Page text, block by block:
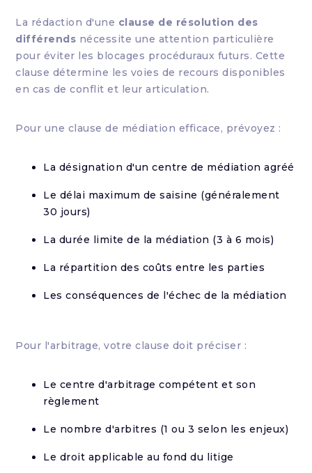
La rédaction d'une clause de résolution des
différends nécessite une attention particulière
pour éviter les blocages procéduraux futurs. Cette
clause détermine les voies de recours disponibles
en cas de conflit et leur articulation.
Pour une clause de médiation efficace, prévoyez :
La désignation d'un centre de médiation agréé
Le délai maximum de saisine (généralement
30 jours)
La durée limite de la médiation (3 à 6 mois)
La répartition des coûts entre les parties
Les conséquences de l'échec de la médiation
Pour l'arbitrage, votre clause doit préciser :
Le centre d'arbitrage compétent et son
règlement
Le nombre d'arbitres (1 ou 3 selon les enjeux)
Le droit applicable au fond du litige